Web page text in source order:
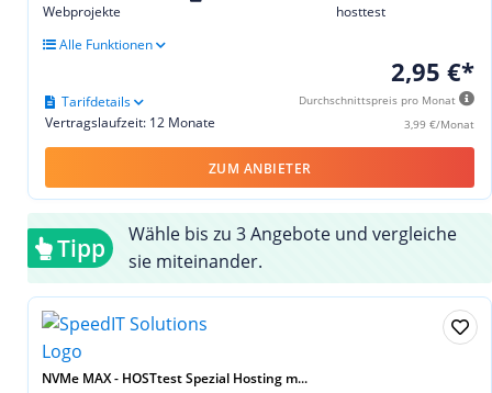
Webprojekte
hosttest
Alle Funktionen
2,95 €*
Durchschnittspreis pro Monat
3,99 €/Monat
Vertragslaufzeit: 12 Monate
Tarifdetails
ZUM ANBIETER
Tipp
Wähle bis zu 3 Angebote und vergleiche
sie miteinander.
NVMe MAX - HOSTtest Spezial Hosting m...